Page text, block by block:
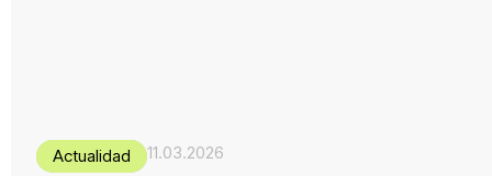
Actualidad 11.03.2026